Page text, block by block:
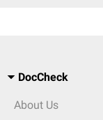
DocCheck
About Us